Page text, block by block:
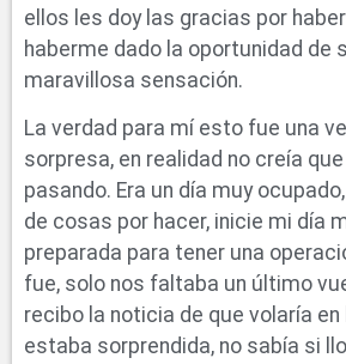
ellos les doy las gracias por
haberme dado la oportunidad de
maravillosa sensación.
La verdad para mí esto fue una
sorpresa, en realidad no creía
pasando. Era un día muy
de cosas por hacer, inicie mi día
preparada para tener una
fue, solo nos faltaba un último
recibo la noticia de que volaría
estaba sorprendida, no sabía si